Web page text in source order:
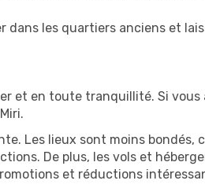
dans les quartiers anciens et
et en toute tranquillité. Si
Les lieux sont moins bondés,
De plus, les vols et
et réductions